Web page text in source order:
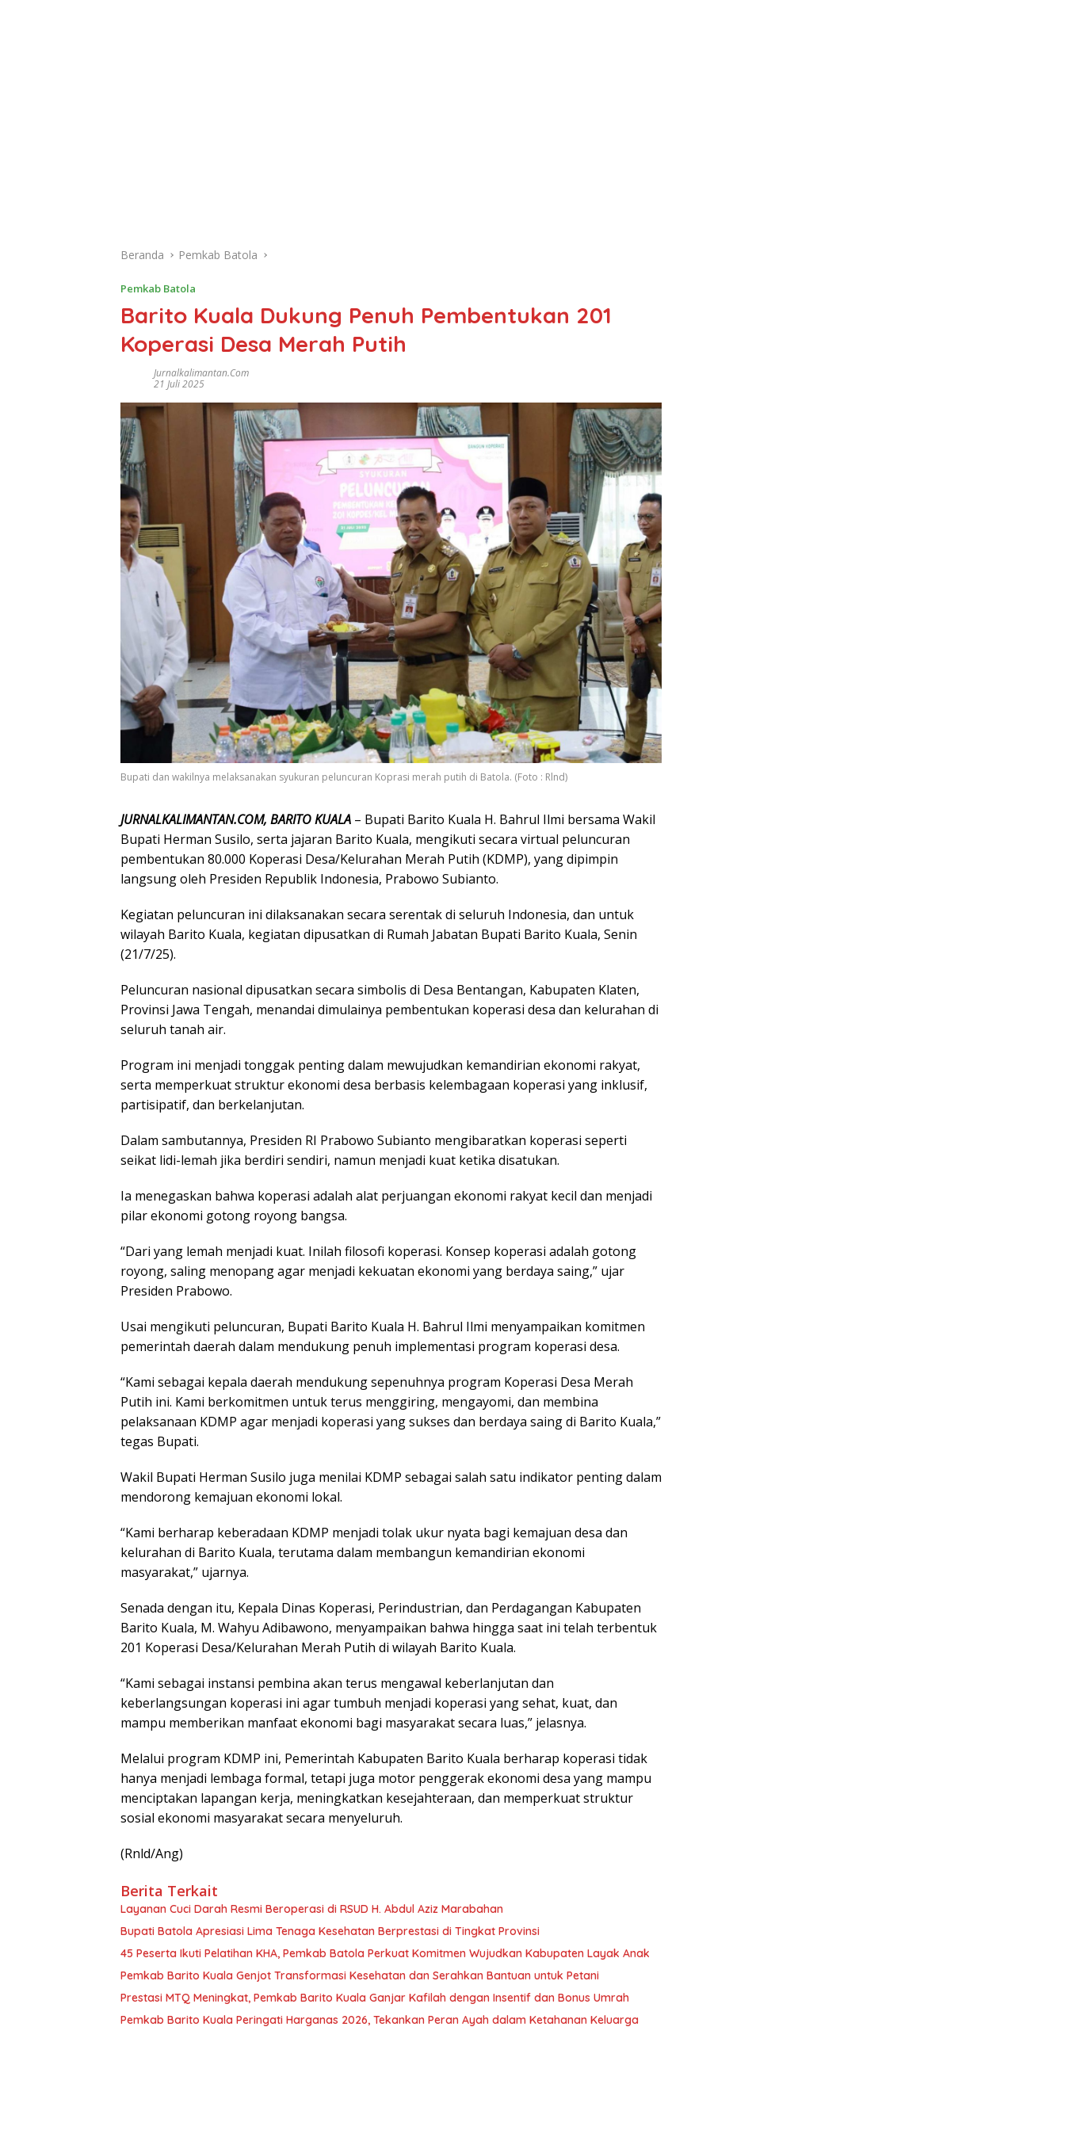
Beranda Pemkab Batola
Pemkab Batola
Barito Kuala Dukung Penuh Pembentukan 201
Koperasi Desa Merah Putih
Jurnalkalimantan.com
21 Juli 2025
Bupati dan wakilnya melaksanakan syukuran peluncuran Koprasi merah putih di Batola. (Foto : Rlnd)
JURNALKALIMANTAN.COM, BARITO KUALA – Bupati Barito Kuala H. Bahrul Ilmi bersama Wakil
Bupati Herman Susilo, serta jajaran Barito Kuala, mengikuti secara virtual peluncuran
pembentukan 80.000 Koperasi Desa/Kelurahan Merah Putih (KDMP), yang dipimpin
langsung oleh Presiden Republik Indonesia, Prabowo Subianto.
Kegiatan peluncuran ini dilaksanakan secara serentak di seluruh Indonesia, dan untuk
wilayah Barito Kuala, kegiatan dipusatkan di Rumah Jabatan Bupati Barito Kuala, Senin
(21/7/25).
Peluncuran nasional dipusatkan secara simbolis di Desa Bentangan, Kabupaten Klaten,
Provinsi Jawa Tengah, menandai dimulainya pembentukan koperasi desa dan kelurahan di
seluruh tanah air.
Program ini menjadi tonggak penting dalam mewujudkan kemandirian ekonomi rakyat,
serta memperkuat struktur ekonomi desa berbasis kelembagaan koperasi yang inklusif,
partisipatif, dan berkelanjutan.
Dalam sambutannya, Presiden RI Prabowo Subianto mengibaratkan koperasi seperti
seikat lidi-lemah jika berdiri sendiri, namun menjadi kuat ketika disatukan.
Ia menegaskan bahwa koperasi adalah alat perjuangan ekonomi rakyat kecil dan menjadi
pilar ekonomi gotong royong bangsa.
“Dari yang lemah menjadi kuat. Inilah filosofi koperasi. Konsep koperasi adalah gotong
royong, saling menopang agar menjadi kekuatan ekonomi yang berdaya saing,” ujar
Presiden Prabowo.
Usai mengikuti peluncuran, Bupati Barito Kuala H. Bahrul Ilmi menyampaikan komitmen
pemerintah daerah dalam mendukung penuh implementasi program koperasi desa.
“Kami sebagai kepala daerah mendukung sepenuhnya program Koperasi Desa Merah
Putih ini. Kami berkomitmen untuk terus menggiring, mengayomi, dan membina
pelaksanaan KDMP agar menjadi koperasi yang sukses dan berdaya saing di Barito Kuala,”
tegas Bupati.
Wakil Bupati Herman Susilo juga menilai KDMP sebagai salah satu indikator penting dalam
mendorong kemajuan ekonomi lokal.
“Kami berharap keberadaan KDMP menjadi tolak ukur nyata bagi kemajuan desa dan
kelurahan di Barito Kuala, terutama dalam membangun kemandirian ekonomi
masyarakat,” ujarnya.
Senada dengan itu, Kepala Dinas Koperasi, Perindustrian, dan Perdagangan Kabupaten
Barito Kuala, M. Wahyu Adibawono, menyampaikan bahwa hingga saat ini telah terbentuk
201 Koperasi Desa/Kelurahan Merah Putih di wilayah Barito Kuala.
“Kami sebagai instansi pembina akan terus mengawal keberlanjutan dan
keberlangsungan koperasi ini agar tumbuh menjadi koperasi yang sehat, kuat, dan
mampu memberikan manfaat ekonomi bagi masyarakat secara luas,” jelasnya.
Melalui program KDMP ini, Pemerintah Kabupaten Barito Kuala berharap koperasi tidak
hanya menjadi lembaga formal, tetapi juga motor penggerak ekonomi desa yang mampu
menciptakan lapangan kerja, meningkatkan kesejahteraan, dan memperkuat struktur
sosial ekonomi masyarakat secara menyeluruh.
(Rnld/Ang)
Berita Terkait
Layanan Cuci Darah Resmi Beroperasi di RSUD H. Abdul Aziz Marabahan
Bupati Batola Apresiasi Lima Tenaga Kesehatan Berprestasi di Tingkat Provinsi
45 Peserta Ikuti Pelatihan KHA, Pemkab Batola Perkuat Komitmen Wujudkan Kabupaten Layak Anak
Pemkab Barito Kuala Genjot Transformasi Kesehatan dan Serahkan Bantuan untuk Petani
Prestasi MTQ Meningkat, Pemkab Barito Kuala Ganjar Kafilah dengan Insentif dan Bonus Umrah
Pemkab Barito Kuala Peringati Harganas 2026, Tekankan Peran Ayah dalam Ketahanan Keluarga